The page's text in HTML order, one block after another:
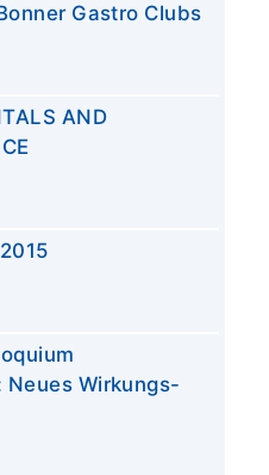
von A-Z
Gastro Clubs
AND
Wirkungs-